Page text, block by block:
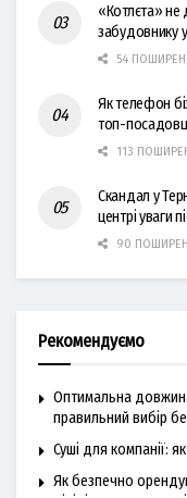
«Котлєта» не
забудовнику
54
Як телефон
топ-
113
Скандал у
центрі уваги
90
Рекомендуємо
Оптимальна
правильний вибір
Суші для компанії:
Як безпечно